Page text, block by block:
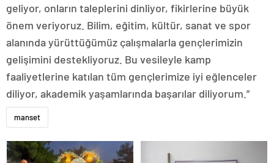
geliyor, onların taleplerini dinliyor, fikirlerine büyük
önem veriyoruz. Bilim, eğitim, kültür, sanat ve spor
alanında yürüttüğümüz çalışmalarla gençlerimizin
gelişimini destekliyoruz. Bu vesileyle kamp
faaliyetlerine katılan tüm gençlerimize iyi eğlenceler
diliyor, akademik yaşamlarında başarılar diliyorum.”
manset